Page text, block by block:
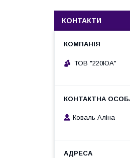
КОНТАКТИ
ТОВ "220ЮА"
Коваль Аліна